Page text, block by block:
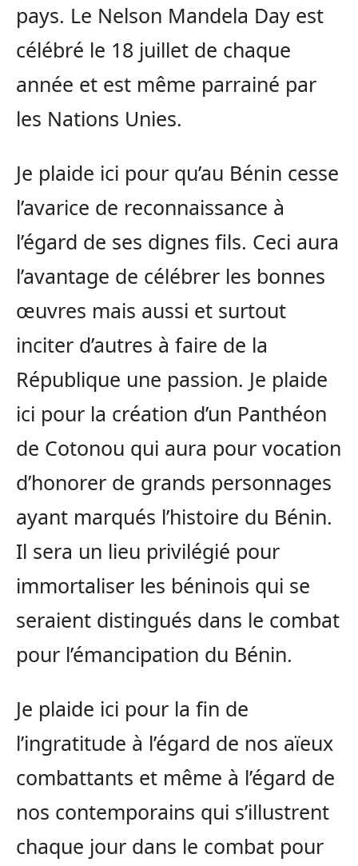
pays. Le Nelson Mandela Day est
célébré le 18 juillet de chaque
année et est même parrainé par
les Nations Unies.
Je plaide ici pour qu’au Bénin cesse
l’avarice de reconnaissance à
l’égard de ses dignes fils. Ceci aura
l’avantage de célébrer les bonnes
œuvres mais aussi et surtout
inciter d’autres à faire de la
République une passion. Je plaide
ici pour la création d’un Panthéon
de Cotonou qui aura pour vocation
d’honorer de grands personnages
ayant marqués l’histoire du Bénin.
Il sera un lieu privilégié pour
immortaliser les béninois qui se
seraient distingués dans le combat
pour l’émancipation du Bénin.
Je plaide ici pour la fin de
l’ingratitude à l’égard de nos aïeux
combattants et même à l’égard de
nos contemporains qui s’illustrent
chaque jour dans le combat pour